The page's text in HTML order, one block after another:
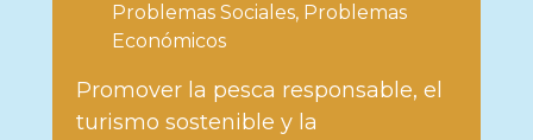
Problemas Sociales Problemas
Económicos
Promover la pesca responsable, el
turismo sostenible y la